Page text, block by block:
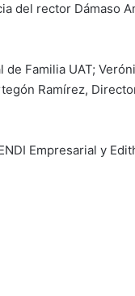
del rector Dámaso
Familia UAT;
Ramírez,
Empresarial y